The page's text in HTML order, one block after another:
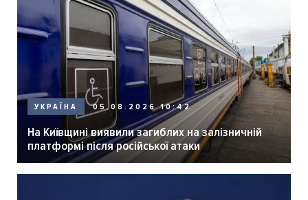
УКРАЇНА 05.08.2026 10:42
На Київщині виявили загиблих на залізничній
платформі після російської атаки